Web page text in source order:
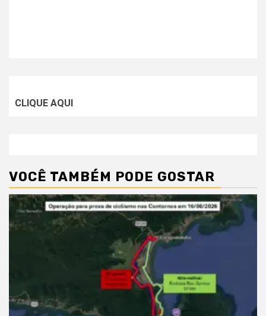
CLIQUE AQUI
VOCÊ TAMBÉM PODE GOSTAR